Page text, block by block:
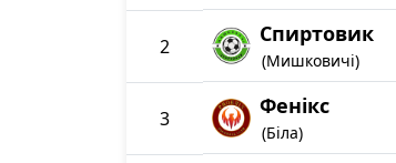
2 Спиртовик
(Мишковичі)
3 Фенікс
(Біла)